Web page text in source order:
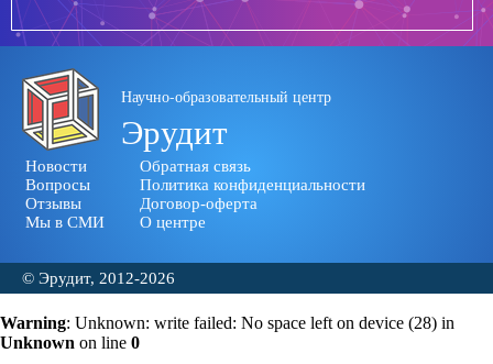
Научно-образовательный центр
Эрудит
Новости
Вопросы
Отзывы
Мы в СМИ
Обратная связь
Политика конфиденциальности
Договор-оферта
О центре
© Эрудит, 2012-2026
Warning: Unknown: write failed: No space left on device (28) in
Unknown on line 0